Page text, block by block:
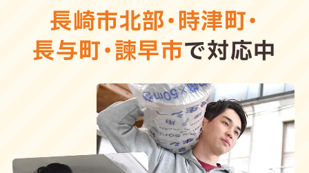
長崎市北部・時津町・
長与町・諫早市で対応中